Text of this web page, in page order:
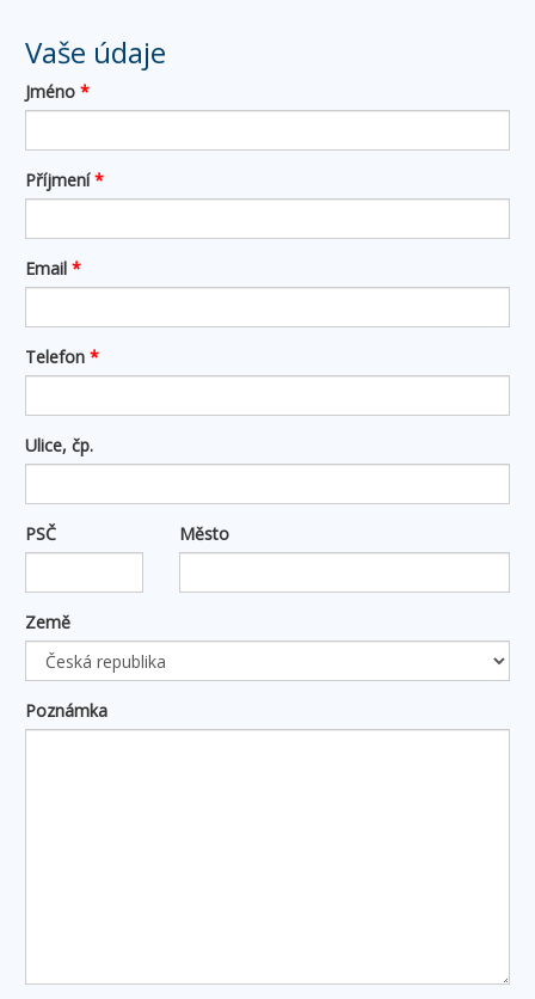
Vaše údaje
Jméno *
Příjmení*
Email *
Telefon *
Ulice, čp.
PSČ Město
Země
Poznámka